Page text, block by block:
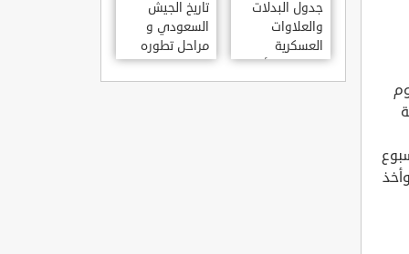
البريطانيين، وتبلغ مدة الدراسة فيها 44 أسبوع
جدول البدلات
والعلاوات
العسكرية
للضباط والأفراد
تاريخ الجيش
السعودي و
مراحل تطوره